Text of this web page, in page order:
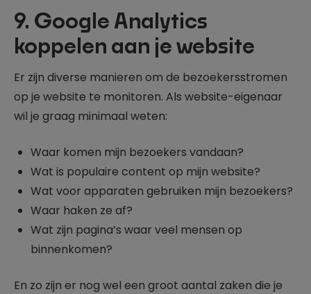
9. Google Analytics
koppelen aan je website
Er zijn diverse manieren om de bezoekersstromen
op je website te monitoren. Als website-eigenaar
wil je graag minimaal weten:
Waar komen mijn bezoekers vandaan?
Wat is populaire content op mijn website?
Wat voor apparaten gebruiken mijn bezoekers?
Waar haken ze af?
Wat zijn pagina’s waar veel mensen op
binnenkomen?
En zo zijn er nog wel een groot aantal zaken die je